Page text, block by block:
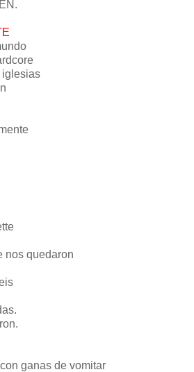
iglesias
nos quedaron
ganas de vomitar